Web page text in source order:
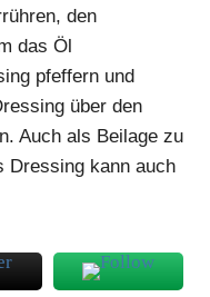
den
das Öl
pfeffern und
über den
Auch als Beilage zu
Dressing kann auch